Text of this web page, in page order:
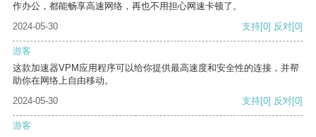
作办公，都能畅享高速网络，再也不用担心网速卡顿了。
2024-05-30
支持[0] 反对[0]
游客
这款加速器VPM应用程序可以给你提供最高速度和安全性的连接，并帮
助你在网络上自由移动。
2024-05-30
支持[0] 反对[0]
游客